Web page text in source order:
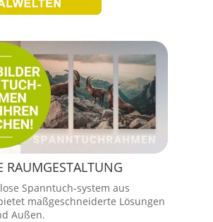
RAUMGESTALTUNG
Spanntuch-system aus
maßgeschneiderte Lösungen
Außen.